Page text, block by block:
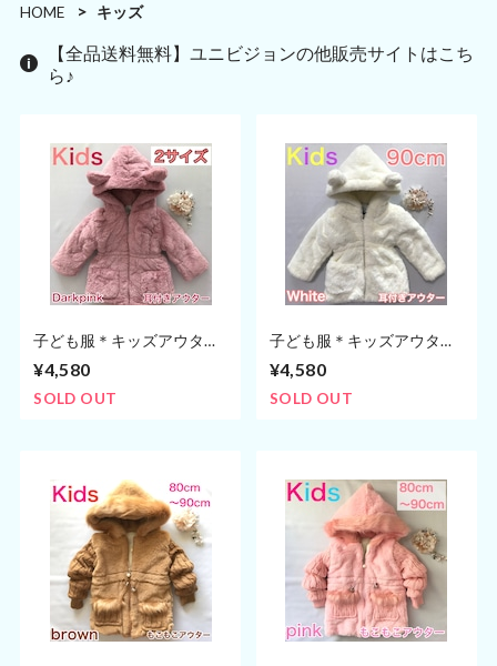
HOME キッズ
【全品送料無料】ユニビジョンの他販売サイトはこち
ら♪
子ども服＊キッズアウター
(90cm,100cm)
¥4,580
SOLD OUT
子ども服＊キッズアウター
(90cm,100cm)
¥4,580
SOLD OUT